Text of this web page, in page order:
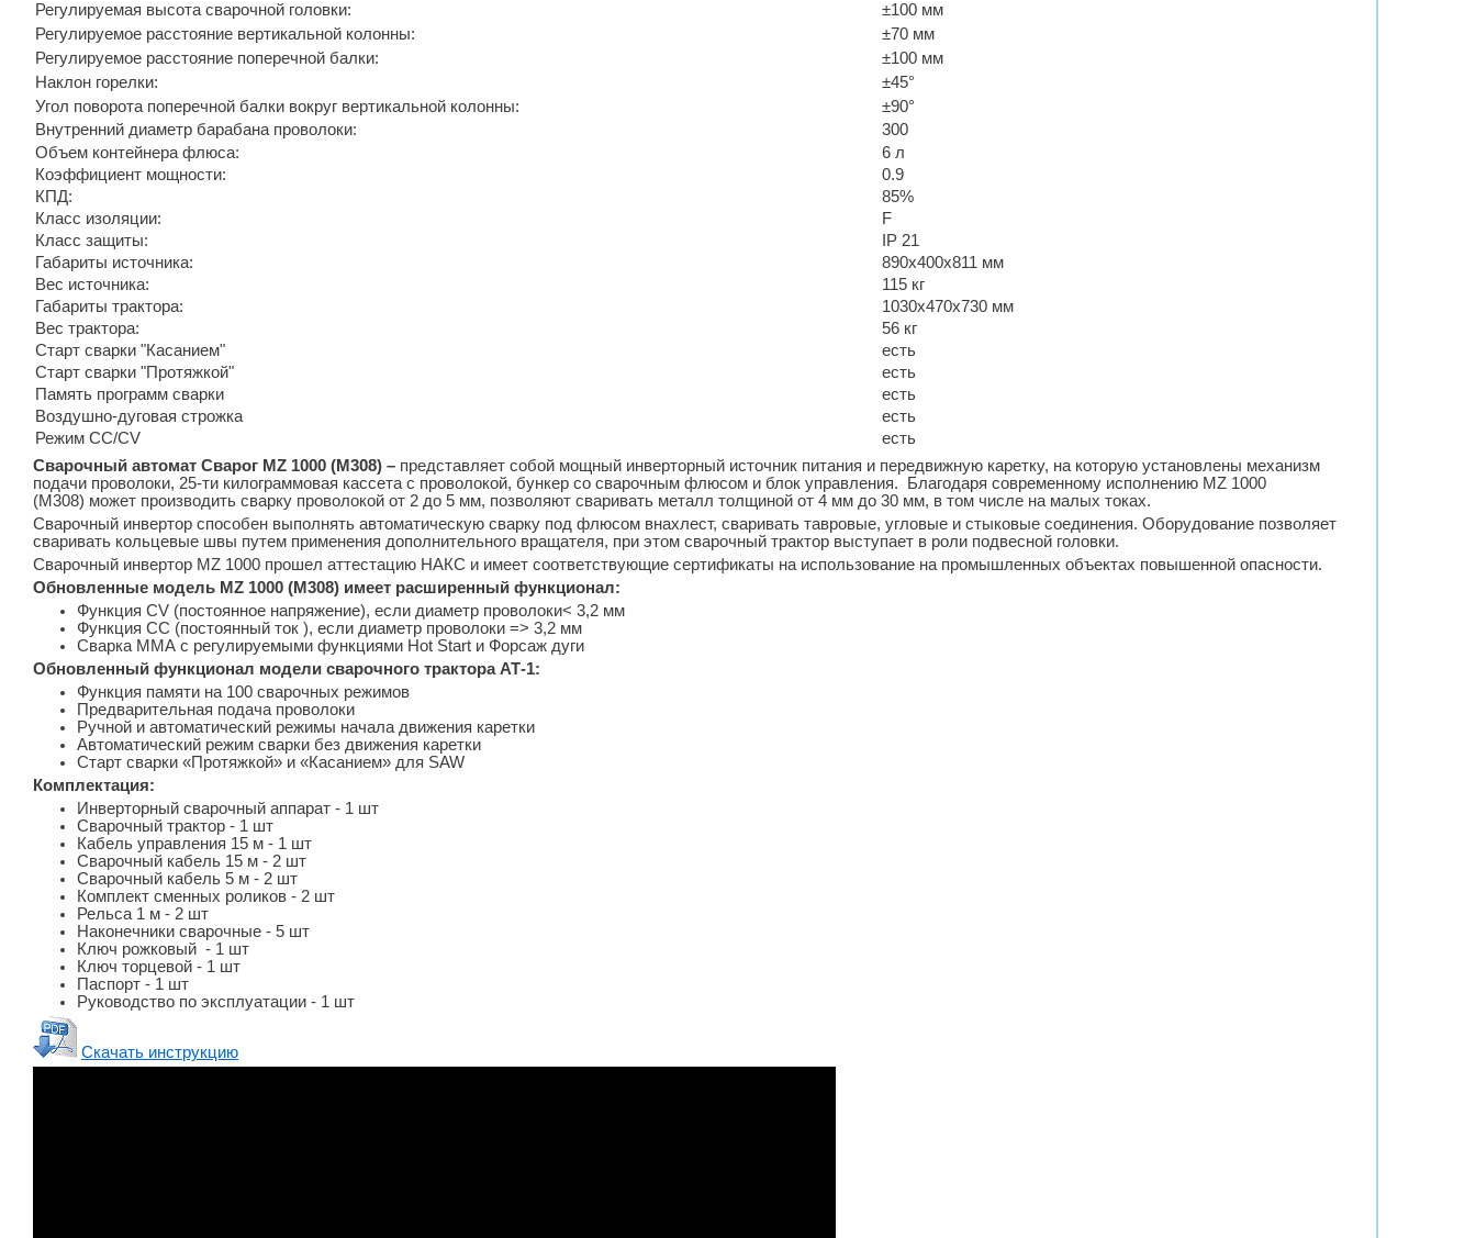
Регулируемая высота сварочной головки:
±100 мм
Регулируемое расстояние вертикальной колонны:
±70 мм
Регулируемое расстояние поперечной балки:
±100 мм
Наклон горелки:
±45°
Угол поворота поперечной балки вокруг вертикальной колонны:
±90°
Внутренний диаметр барабана проволоки:
300
Объем контейнера флюса:
6 л
Коэффициент мощности:
0.9
КПД:
85%
Класс изоляции:
F
Класс защиты:
IP 21
Габариты источника:
890х400х811 мм
Вес источника:
115 кг
Габариты трактора:
1030х470х730 мм
Вес трактора:
56 кг
Старт сварки "Касанием"
есть
Старт сварки "Протяжкой"
есть
Память программ сварки
есть
Воздушно-дуговая строжка
есть
Режим CC/CV
есть
Сварочный автомат Сварог MZ 1000 (M308) – представляет собой мощный инверторный источник питания и передвижную каретку, на которую установлены механизм
подачи проволоки, 25-ти килограммовая кассета с проволокой, бункер со сварочным флюсом и блок управления. Благодаря современному исполнению MZ 1000
(M308) может производить сварку проволокой от 2 до 5 мм, позволяют сваривать металл толщиной от 4 мм до 30 мм, в том числе на малых токах.
Сварочный инвертор способен выполнять автоматическую сварку под флюсом внахлест, сваривать тавровые, угловые и стыковые соединения. Оборудование позволяет
сваривать кольцевые швы путем применения дополнительного вращателя, при этом сварочный трактор выступает в роли подвесной головки.
Сварочный инвертор MZ 1000 прошел аттестацию НАКС и имеет соответствующие сертификаты на использование на промышленных объектах повышенной опасности.
Обновленные модель MZ 1000 (M308) имеет расширенный функционал:
Функция СV (постоянное напряжение), если диаметр проволоки< 3,2 мм
Функция СС (постоянный ток ), если диаметр проволоки => 3,2 мм
Сварка ММА с регулируемыми функциями Hot Start и Форсаж дуги
Обновленный функционал модели сварочного трактора АТ-1:
Функция памяти на 100 сварочных режимов
Предварительная подача проволоки
Ручной и автоматический режимы начала движения каретки
Автоматический режим сварки без движения каретки
Старт сварки «Протяжкой» и «Касанием» для SAW
Комплектация:
Инверторный сварочный аппарат - 1 шт
Сварочный трактор - 1 шт
Кабель управления 15 м - 1 шт
Сварочный кабель 15 м - 2 шт
Сварочный кабель 5 м - 2 шт
Комплект сменных роликов - 2 шт
Рельса 1 м - 2 шт
Наконечники сварочные - 5 шт
Ключ рожковый - 1 шт
Ключ торцевой - 1 шт
Паспорт - 1 шт
Руководство по эксплуатации - 1 шт
Скачать инструкцию